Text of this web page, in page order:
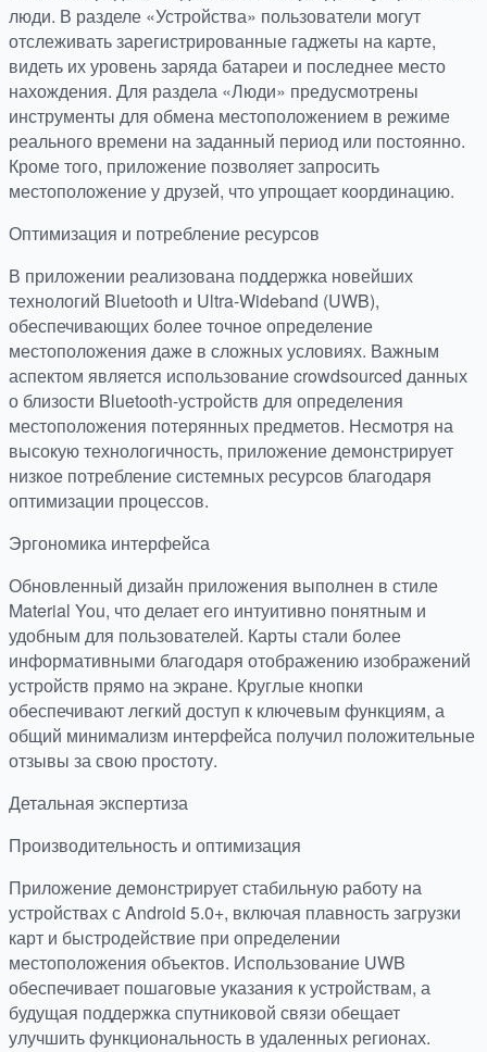
люди. В разделе «Устройства» пользователи могут
отслеживать зарегистрированные гаджеты на карте,
видеть их уровень заряда батареи и последнее место
нахождения. Для раздела «Люди» предусмотрены
инструменты для обмена местоположением в режиме
реального времени на заданный период или постоянно.
Кроме того, приложение позволяет запросить
местоположение у друзей, что упрощает координацию.
Оптимизация и потребление ресурсов
В приложении реализована поддержка новейших
технологий Bluetooth и Ultra-Wideband (UWB),
обеспечивающих более точное определение
местоположения даже в сложных условиях. Важным
аспектом является использование crowdsourced данных
о близости Bluetooth-устройств для определения
местоположения потерянных предметов. Несмотря на
высокую технологичность, приложение демонстрирует
низкое потребление системных ресурсов благодаря
оптимизации процессов.
Эргономика интерфейса
Обновленный дизайн приложения выполнен в стиле
Material You, что делает его интуитивно понятным и
удобным для пользователей. Карты стали более
информативными благодаря отображению изображений
устройств прямо на экране. Круглые кнопки
обеспечивают легкий доступ к ключевым функциям, а
общий минимализм интерфейса получил положительные
отзывы за свою простоту.
Детальная экспертиза
Производительность и оптимизация
Приложение демонстрирует стабильную работу на
устройствах с Android 5.0+, включая плавность загрузки
карт и быстродействие при определении
местоположения объектов. Использование UWB
обеспечивает пошаговые указания к устройствам, а
будущая поддержка спутниковой связи обещает
улучшить функциональность в удаленных регионах.